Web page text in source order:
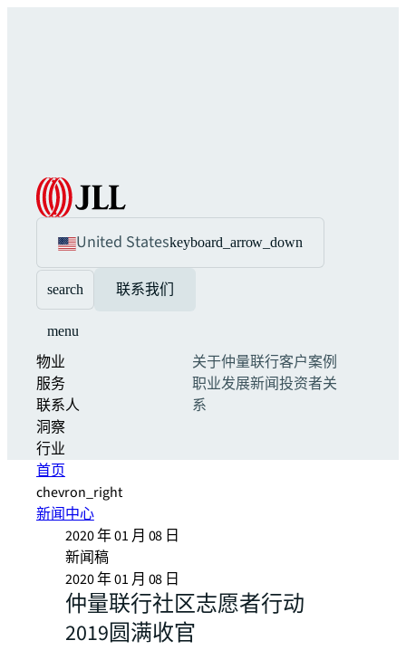
United Stateskeyboard_arrow_down
search 联系我们
menu
物业
服务
联系人
洞察
行业
关于仲量联行客户案例
职业发展新闻投资者关
系
首页
chevron_right
新闻中心
2020 年 01 月 08 日
新闻稿
2020 年 01 月 08 日
仲量联行社区志愿者行动
2019圆满收官